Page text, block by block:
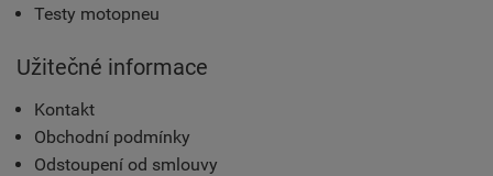
Testy motopneu
Užitečné informace
Kontakt
Obchodní podmínky
Odstoupení od smlouvy